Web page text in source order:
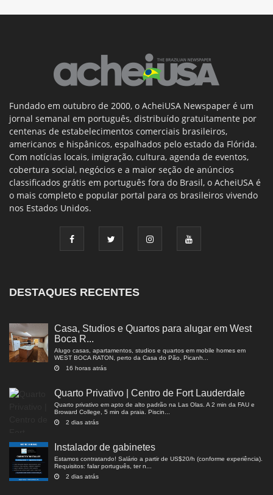
Fundado em outubro de 2000, o AcheiUSA Newspaper é um
jornal semanal em português, distribuído gratuitamente por
centenas de estabelecimentos comerciais brasileiros,
americanos e hispânicos, espalhados pelo estado da Flórida.
Com notícias locais, imigração, cultura, agenda de eventos,
cobertura social, negócios e a maior seção de anúncios
classificados grátis em português fora do Brasil, o AcheiUSA é
o mais completo e popular portal para os brasileiros vivendo
nos Estados Unidos.
DESTAQUES RECENTES
Casa, Studios e Quartos para alugar em West
Boca R...
Alugo casas, apartamentos, studios e quartos em mobile homes em
WEST BOCA RATON, perto da Casa do Pão, Picanh...
16 horas atrás
Quarto Privativo | Centro de Fort Lauderdale
Quarto privativo em apto de alto padrão na Las Olas. A 2 min da FAU e
Broward College, 5 min da praia. Piscin...
2 dias atrás
Instalador de gabinetes
Estamos contratando! Salário a partir de US$20/h (conforme experiência).
Requisitos: falar português, ter n...
2 dias atrás